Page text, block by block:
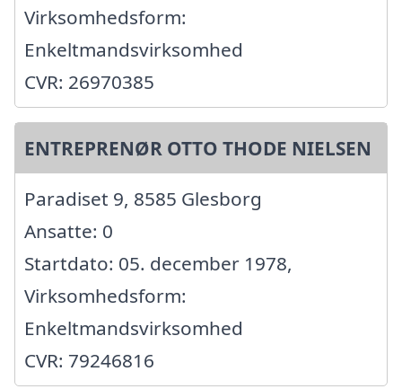
Virksomhedsform:
Enkeltmandsvirksomhed
CVR: 26970385
ENTREPRENØR OTTO THODE NIELSEN
Paradiset 9, 8585 Glesborg
Ansatte: 0
Startdato: 05. december 1978,
Virksomhedsform:
Enkeltmandsvirksomhed
CVR: 79246816